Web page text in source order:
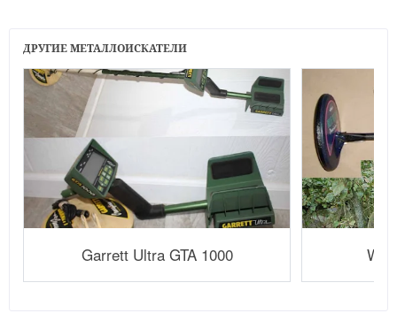
ДРУГИЕ МЕТАЛЛОИСКАТЕЛИ
Garrett Ultra GTA 1000